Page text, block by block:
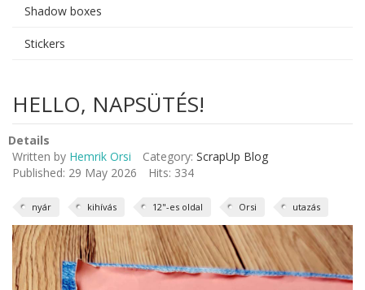
Shadow boxes
Stickers
HELLO, NAPSÜTÉS!
Details
Written by Hemrik Orsi Category: ScrapUp Blog
Published: 29 May 2026
Hits: 334
nyár kihívás 12"-es oldal Orsi utazás